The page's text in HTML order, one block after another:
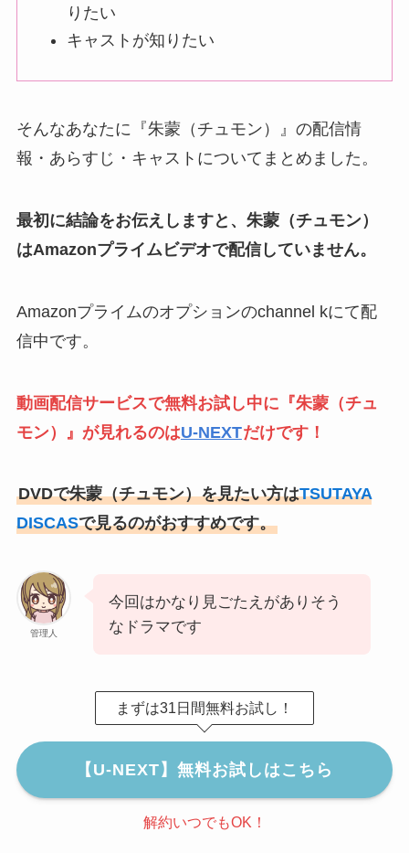
りたい
キャストが知りたい
そんなあなたに『朱蒙（チュモン）』の配信情
報・あらすじ・キャストについてまとめました。
最初に結論をお伝えしますと、朱蒙（チュモン）
はAmazonプライムビデオで配信していません。
Amazonプライムのオプションのchannel kにて配
信中です。
動画配信サービスで無料お試し中に 『朱蒙（チュ
モン）』が見れるのはU-NEXTだけです！
DVDで朱蒙（チュモン）を見たい方はTSUTAYA
DISCASで見るのがおすすめです。
管理人
今回はかなり見ごたえがありそう
なドラマです
まずは31日間無料お試し！
【U-NEXT】無料お試しはこちら
解約いつでもOK！